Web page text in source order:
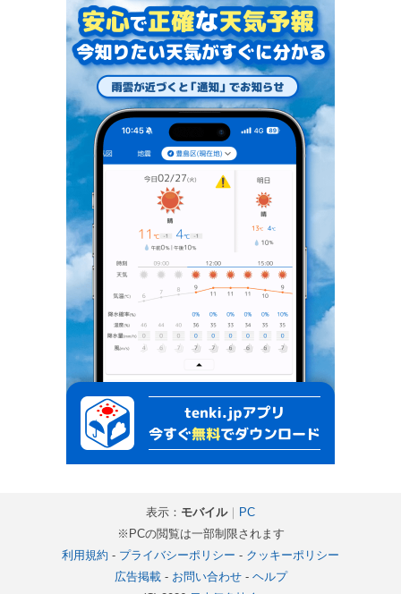
表示： モバイル｜
PC
※PCの閲覧は一部制限されます
利用規約 - プライバシーポリシー - クッキーポリシー
広告掲載- お問い合わせ- ヘルプ